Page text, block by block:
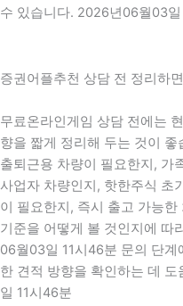
수 있습니다. 2026년06월03일
증권어플추천 상담 전 정리하
무료온라인게임 상담 전에는
향을 짧게 정리해 두는 것이
출퇴근용 차량이 필요한지, 가
사업자 차량인지, 핫한주식 초
이 필요한지, 즉시 출고 가능
기준을 어떻게 볼 것인지에 따
06월03일 11시46분 문의 단
한 견적 방향을 확인하는 데
일 11시46분